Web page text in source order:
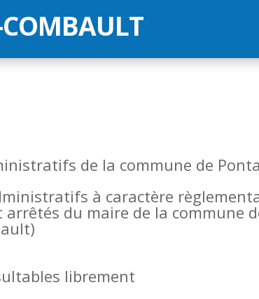
de la commune de
à caractère
du maire de la commune
librement